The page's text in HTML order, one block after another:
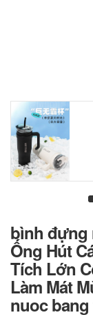
bình đựng
Ống Hút
Tích Lớn
Làm Mát
nuoc